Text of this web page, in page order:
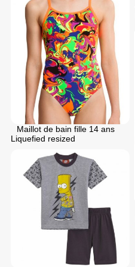
Maillot de bain fille 14 ans
Liquefied resized